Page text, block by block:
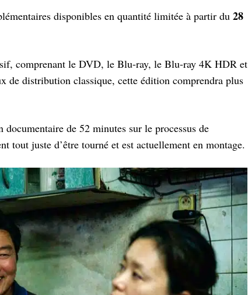
disponibles en quantité limitée à partir du 28
comprenant le DVD, le Blu-ray, le Blu-ray 4K HDR et
de distribution classique, cette édition comprendra plus
de 52 minutes sur le processus de
tout juste d’être tourné et est actuellement en montage.